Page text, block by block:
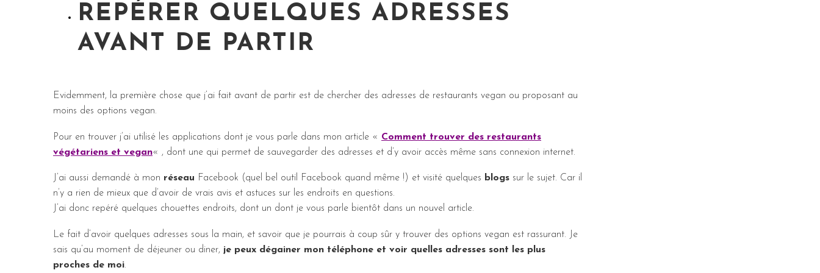
REPÉRER QUELQUES ADRESSES
AVANT DE PARTIR
Evidemment, la première chose que j’ai fait avant de partir est de chercher des adresses de restaurants vegan ou proposant au
moins des options vegan.
Pour en trouver j’ai utilisé les applications dont je vous parle dans mon article « Comment trouver des restaurants
végétariens et vegan« , dont une qui permet de sauvegarder des adresses et d’y avoir accès même sans connexion internet.
J’ai aussi demandé à mon réseau Facebook (quel bel outil Facebook quand même !) et visité quelques blogs sur le sujet. Car il
n’y a rien de mieux que d’avoir de vrais avis et astuces sur les endroits en questions.
J’ai donc repéré quelques chouettes endroits, dont un dont je vous parle bientôt dans un nouvel article.
Le fait d’avoir quelques adresses sous la main, et savoir que je pourrais à coup sûr y trouver des options vegan est rassurant. Je
sais qu’au moment de déjeuner ou diner, je peux dégainer mon téléphone et voir quelles adresses sont les plus
proches de moi.